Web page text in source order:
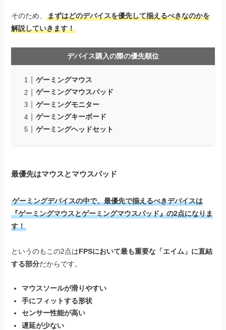
そのため、まずはどのデバイスを優先して揃えるべきなのかを
解説していきます！
デバイス購入の際の優先順位
ゲーミングマウス
ゲーミングマウスパッド
ゲーミングモニター
ゲーミングキーボード
ゲーミングヘッドセット
最優先はマウスとマウスパッド
ゲーミングデバイスの中で、最優先で揃えるべきデバイスは
『ゲーミングマウスとゲーミングマウスパッド』の2点になりま
す！
というのもこの2点はFPSにおいて最も重要な「エイム」に直結
する部分だからです。
マウスソールが滑りやすい
手にフィットする形状
センサー性能が高い
遅延が少ない